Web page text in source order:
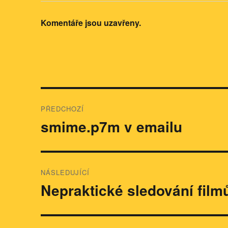
Komentáře jsou uzavřeny.
pro
PŘEDCHOZÍ
Předchozí
smime.p7m v emailu
NÁSLEDUJÍCÍ
Následující
příspěvek:
Nepraktické sledování